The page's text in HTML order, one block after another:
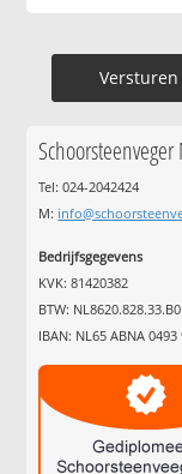
Versturen
Tel: 024-2042424
M:
Bedrijfsgegevens
KVK: 81420382
BTW:
IBAN: NL65 ABNA 0493